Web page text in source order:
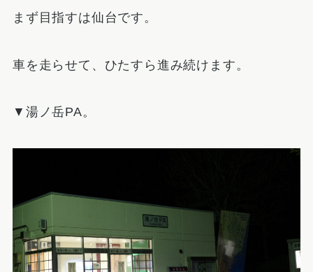
まず目指すは仙台です。
車を走らせて、ひたすら進み続けます。
▼湯ノ岳PA。